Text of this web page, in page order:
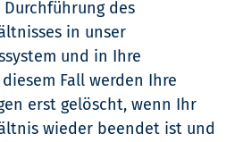
Durchführung des
in unser
und in Ihre
Fall werden Ihre
erst gelöscht, wenn Ihr
wieder beendet ist und